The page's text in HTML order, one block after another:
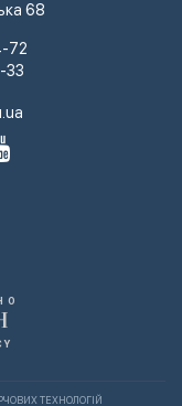
68
72
33
ТЕХНОЛОГІЙ